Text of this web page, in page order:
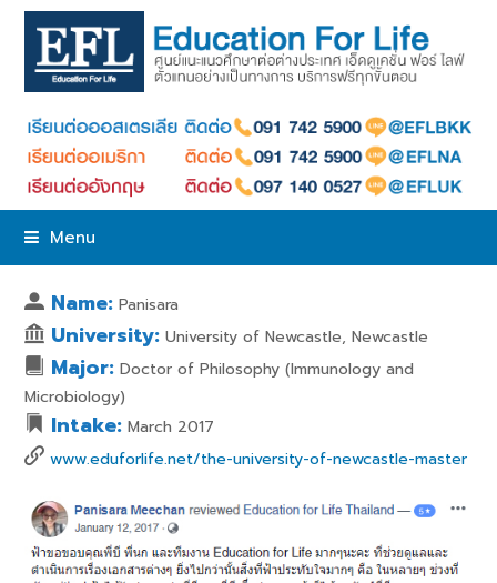
Menu
Name: Panisara
University: University of Newcastle, Newcastle
Major: Doctor of Philosophy (Immunology and
Microbiology)
Intake: March 2017
www.eduforlife.net/the-university-of-newcastle-master